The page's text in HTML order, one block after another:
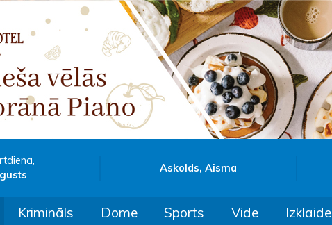
Askolds, Aisma
Krimināls Dome Sports Vide Izklaide